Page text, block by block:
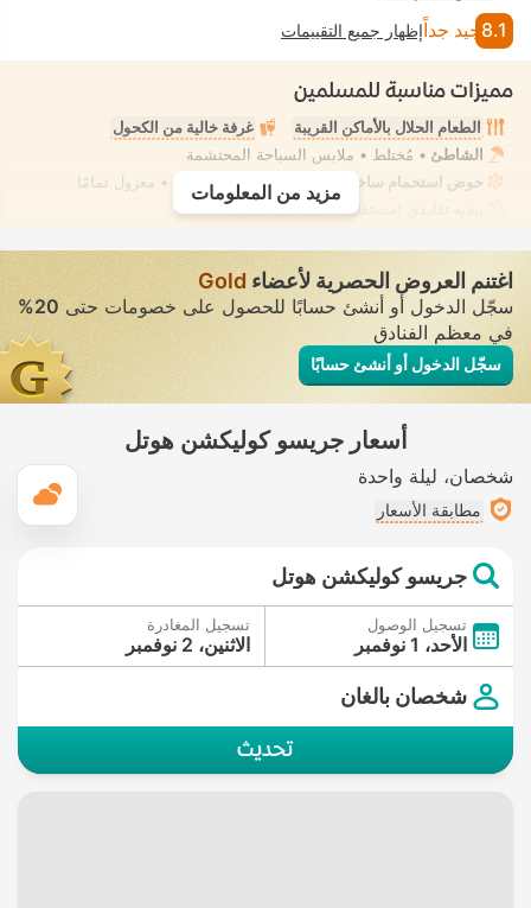
8.1 جيد جداًإظهار جميع التقييمات
مميزات مناسبة للمسلمين
الطعام الحلال بالأماكن القريبة
غرفة خالية من الكحول
الشاطئ • مُختلط • ملابس السباحة المحتشمة
حوض استحمام ساخن/جاكوزي
• في بعض الغرف • معزول تمامًا
بيديه تقليدي (مستقل)
• في جميع الغرف
مزيد من المعلومات
اغتنم العروض الحصرية لأعضاء Gold
سجّل الدخول أو أنشئ حسابًا للحصول على خصومات حتى20%
في معظم الفنادق
سجّل الدخول أو أنشئ حسابًا
أسعار جريسو كوليكشن هوتل
شخصان ليلة واحدة
مطابقة الأسعار
جريسو كوليكشن هوتل
تسجيل الوصول
الأحد، 1 نوفمبر
تسجيل المغادرة
الاثنين، 2 نوفمبر
شخصان بالغان
تحديث